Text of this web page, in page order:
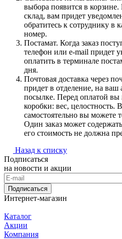
выбора появится в корзине.
склад, вам придет
обратитесь к сотруднику в
номер.
Постамат. Когда заказ
телефон или e-mail придет
оплатить в терминале
дня.
Почтовая доставка через
придет в отделение, на ваш
посылке. Перед оплатой вы
коробки: вес, целостность.
самостоятельно вы можете
Один заказ может
его стоимость не должна
Назад к списку
Подписаться
на новости и акции
Подписаться
Интернет-магазин
Каталог
Акции
Компания